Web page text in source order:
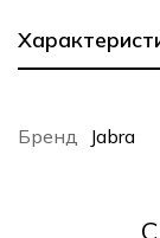
Бренд Jabra